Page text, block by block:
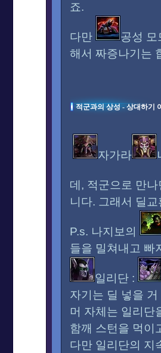
죠.
다만
공성
해서 짜증나기는
적군과의 상성 - 상대하기
자가라
데, 적군으로 만
니다. 그래서 딜
P.s. 나지보의
들을 밀쳐내고 빠
일리단 :
자기는 딜 넣을
머 자체는 일리단
함깨 스턴을 먹이
다만 일리단의 지